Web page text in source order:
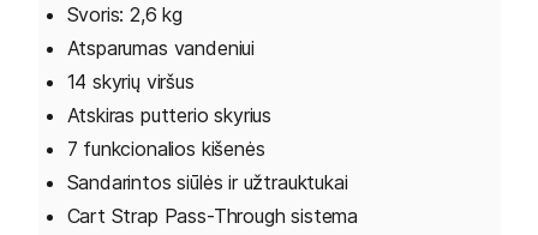
Svoris: 2,6 kg
Atsparumas vandeniui
14 skyrių viršus
Atskiras putterio skyrius
7 funkcionalios kišenės
Sandarintos siūlės ir užtrauktukai
Cart Strap Pass-Through sistema